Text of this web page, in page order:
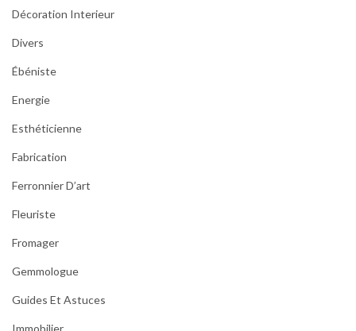
Décoration Interieur
Divers
Ébéniste
Energie
Esthéticienne
Fabrication
Ferronnier D’art
Fleuriste
Fromager
Gemmologue
Guides Et Astuces
Immobilier